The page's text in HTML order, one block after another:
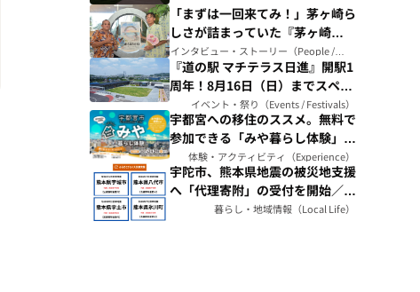
トで夏祭り気分を楽しもう（栃木
県）
「まずは一回来てみ！」茅ヶ崎ら
しさが詰まっていた『茅ヶ崎
ALOHA』誕生ストーリー（神奈
川県）
インタビュー・ストーリー（People /
Story）
『道の駅 マチテラス日進』開駅1
周年！8月16日（日）までスペ
シャルイベント開催（愛知県）
イベント・祭り（Events / Festivals）
宇都宮への移住のススメ。無料で
参加できる「みや暮らし体験」で
リアルな暮らしを体感しよう
体験・アクティビティ（Experience）
宇陀市、熊本県地震の被災地支援
へ「代理寄附」の受付を開始／ふ
るさとチョイスを通じて復旧・復
暮らし・地域情報（Local Life）